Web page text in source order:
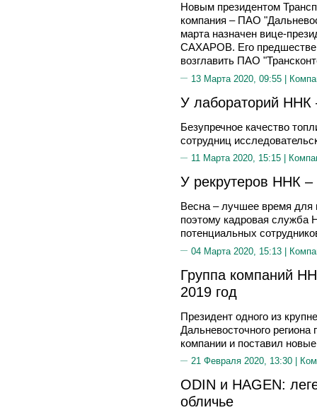
Новым президентом
компания – ПАО
марта назначен вице-
САХАРОВ. Его
возглавить ПАО
13 Марта 2020, 09:55 |
У лабораторий ННК
Безупречное качество
сотрудниц
11 Марта 2020, 15:15 |
У рекрутеров ННК –
Весна – лучшее время для
поэтому кадровая служба
потенциальных
04 Марта 2020, 15:13 |
Группа компаний
2019 год
Президент одного из
Дальневосточного
компании и поставил
21 Февраля 2020, 13:30 |
ODIN и HAGEN:
обличье